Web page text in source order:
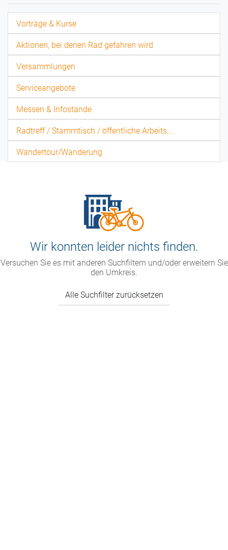
Vorträge & Kurse
Aktionen, bei denen Rad gefahren wird
Versammlungen
Serviceangebote
Messen & Infostände
Radtreff / Stammtisch / öffentliche Arbeits...
Wandertour/Wanderung
Wir konnten leider nichts finden.
Versuchen Sie es mit anderen Suchfiltern und/oder erweitern Sie
den Umkreis.
Alle Suchfilter zurücksetzen